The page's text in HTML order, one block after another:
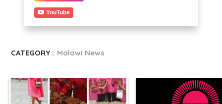
YouTube
CATEGORY : Malawi News